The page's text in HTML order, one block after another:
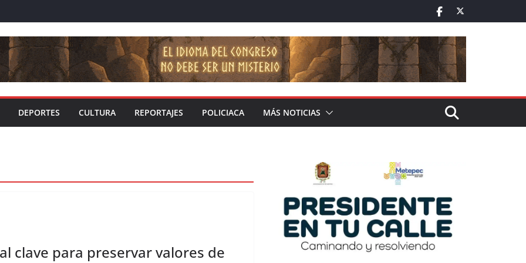
DEPORTES CULTURA REPORTAJES POLICIACA MÁS NOTICIAS
clave para preservar valores de